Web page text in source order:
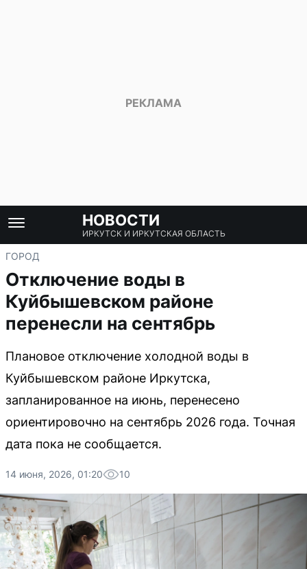
НОВОСТИ
ИРКУТСК И ИРКУТСКАЯ ОБЛАСТЬ
ГОРОД
Отключение воды в
Куйбышевском районе
перенесли на сентябрь
Плановое отключение холодной воды в
Куйбышевском районе Иркутска,
запланированное на июнь, перенесено
ориентировочно на сентябрь 2026 года. Точная
дата пока не сообщается.
14 июня, 2026, 01:20 10